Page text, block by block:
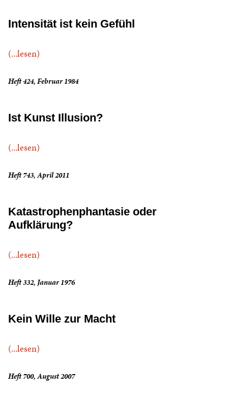
Intensität ist kein Gefühl
(...lesen)
Heft 424, Februar 1984
Ist Kunst Illusion?
(...lesen)
Heft 743, April 2011
Katastrophenphantasie oder
Aufklärung?
(...lesen)
Heft 332, Januar 1976
Kein Wille zur Macht
(...lesen)
Heft 700, August 2007